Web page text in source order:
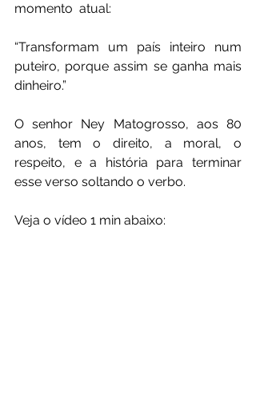
momento  atual:
“Transformam um país inteiro num
puteiro, porque assim se ganha mais
dinheiro.”
O senhor Ney Matogrosso, aos 80
anos, tem o direito, a moral, o
respeito, e a história para terminar
esse verso soltando o verbo.
Veja o vídeo 1 min abaixo: